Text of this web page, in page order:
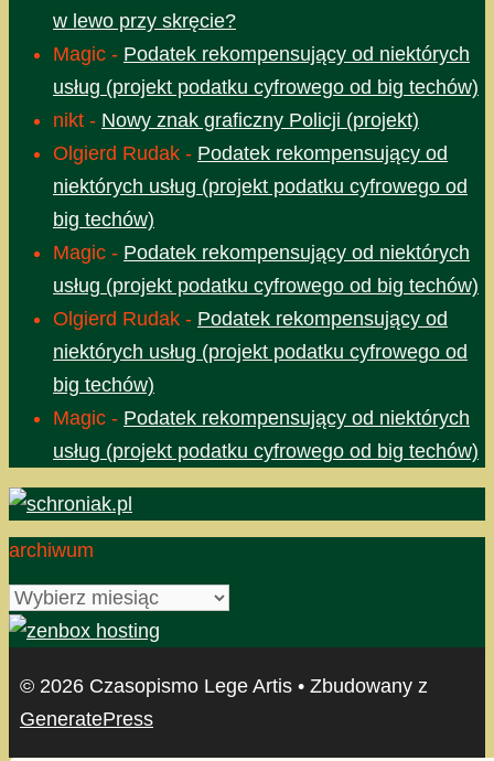
w lewo przy skręcie?
Magic - Podatek rekompensujący od niektórych
usług (projekt podatku cyfrowego od big techów)
nikt - Nowy znak graficzny Policji (projekt)
Olgierd Rudak - Podatek rekompensujący od
niektórych usług (projekt podatku cyfrowego od
big techów)
Magic - Podatek rekompensujący od niektórych
usług (projekt podatku cyfrowego od big techów)
Olgierd Rudak - Podatek rekompensujący od
niektórych usług (projekt podatku cyfrowego od
big techów)
Magic - Podatek rekompensujący od niektórych
usług (projekt podatku cyfrowego od big techów)
archiwum
archiwum
© 2026 Czasopismo Lege Artis • Zbudowany z
GeneratePress